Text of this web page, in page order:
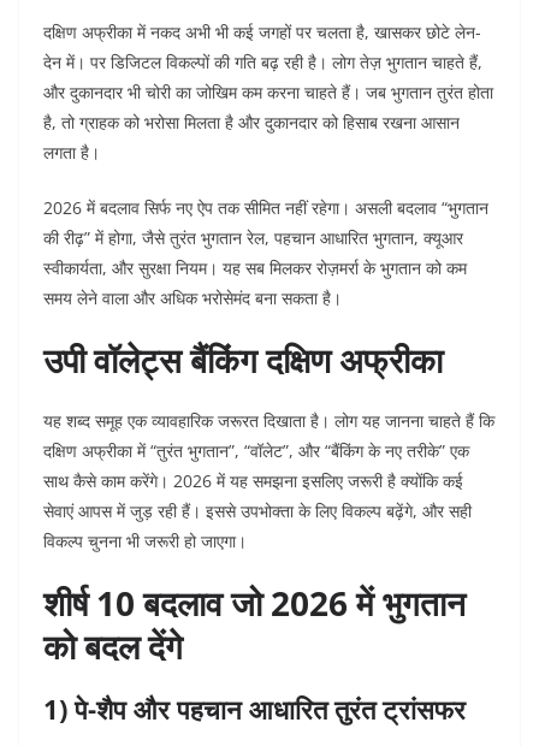
दक्षिण अफ्रीका में नकद अभी भी कई जगहों पर चलता है, खासकर छोटे लेन-
देन में। पर डिजिटल विकल्पों की गति बढ़ रही है। लोग तेज़ भुगतान चाहते हैं,
और दुकानदार भी चोरी का जोखिम कम करना चाहते हैं। जब भुगतान तुरंत होता
है, तो ग्राहक को भरोसा मिलता है और दुकानदार को हिसाब रखना आसान
लगता है।
2026 में बदलाव सिर्फ नए ऐप तक सीमित नहीं रहेगा। असली बदलाव “भुगतान
की रीढ़” में होगा, जैसे तुरंत भुगतान रेल, पहचान आधारित भुगतान, क्यूआर
स्वीकार्यता, और सुरक्षा नियम। यह सब मिलकर रोज़मर्रा के भुगतान को कम
समय लेने वाला और अधिक भरोसेमंद बना सकता है।
उपी वॉलेट्स बैंकिंग दक्षिण अफ्रीका
यह शब्द समूह एक व्यावहारिक जरूरत दिखाता है। लोग यह जानना चाहते हैं कि
दक्षिण अफ्रीका में “तुरंत भुगतान”, “वॉलेट”, और “बैंकिंग के नए तरीके” एक
साथ कैसे काम करेंगे। 2026 में यह समझना इसलिए जरूरी है क्योंकि कई
सेवाएं आपस में जुड़ रही हैं। इससे उपभोक्ता के लिए विकल्प बढ़ेंगे, और सही
विकल्प चुनना भी जरूरी हो जाएगा।
शीर्ष 10 बदलाव जो 2026 में भुगतान
को बदल देंगे
1) पे-शैप और पहचान आधारित तुरंत ट्रांसफर